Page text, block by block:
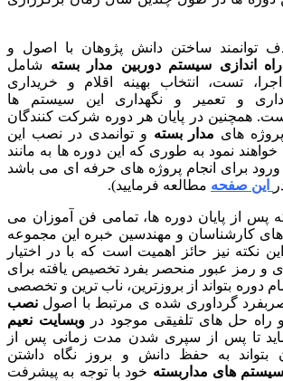
ساختن دانش پژوهان با اصول و
سیستم دوربین مدار بستهشامل
تست، انتخاب بهینه اقلام و خریداری
و تعمیر و نگهداری این سیستم ها
همچنین در پایان هر دوره شرکت کنندگان
هایمدار بستهو توانمدی در نصب این
نمود به طوری که این دوره ها به مانند
برای انجام پروژه های حرفه ای می باشد
صفحهمطالعه فرمایید).
از پایان دوره ها، تمامی فن آموزان می
کارشناسان و مهندسین خبره این مجموعه
نیز حائز اهمیت است که با در اختیار
و رمز عبور منحصر بفرد تخصیص یافته برای
بتواند از بروزترین، ناب ترین و تخصصی
گرداوری شده ی مرتبط با اصولنصب
حل های تلفیقی موجود دروبسایت نعیم
تا پس از سپری شدن مدت زمانی پس از
به حفظ دانش و بروز نگاه داشتن
های مداربستهخود با توجه به پیشرفت